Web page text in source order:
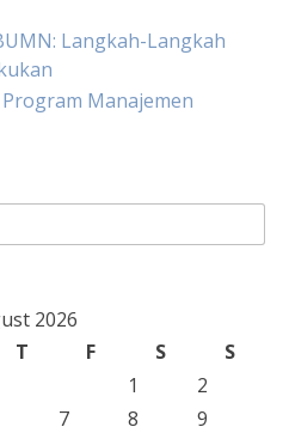
Langkah-Langkah
Manajemen
2026
T F S
S
1
2
7 8
9